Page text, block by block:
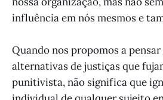
influência em nós mesmos e
Quando nos propomos a
alternativas de justiças que
punitivista, não significa que